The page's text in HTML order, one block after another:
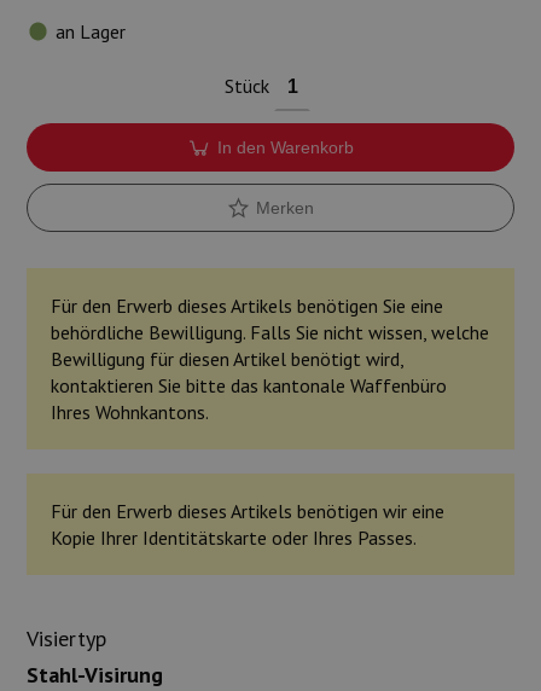
an Lager
Stück
In den Warenkorb
Merken
Für den Erwerb dieses Artikels benötigen Sie eine
behördliche Bewilligung. Falls Sie nicht wissen, welche
Bewilligung für diesen Artikel benötigt wird,
kontaktieren Sie bitte das kantonale Waffenbüro
Ihres Wohnkantons.
Für den Erwerb dieses Artikels benötigen wir eine
Kopie Ihrer Identitätskarte oder Ihres Passes.
Visiertyp
Stahl-Visirung